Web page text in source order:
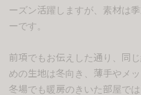
ーズン活躍しますが、素材は
ーです。
前項でもお伝えした通り、同
めの生地は冬向き、薄手やメ
冬場でも暖房のきいた部屋で